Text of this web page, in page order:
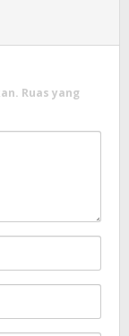
Ruas yang